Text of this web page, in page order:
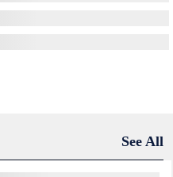
See All